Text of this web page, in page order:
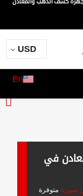
USD
En
في
سوريا متوفرة